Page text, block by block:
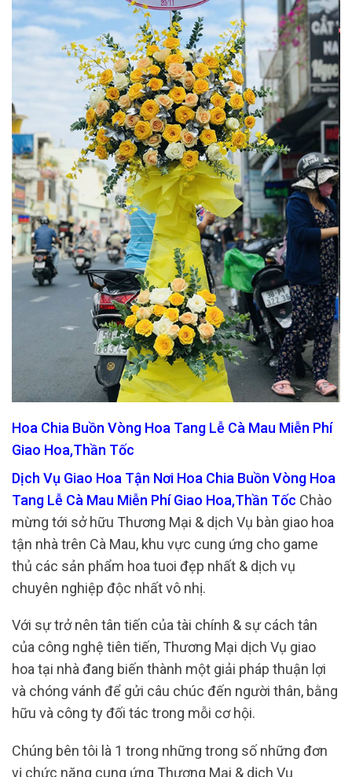
Hoa Chia Buồn Vòng Hoa Tang Lễ Cà Mau Miễn Phí
Giao Hoa,Thần Tốc
Dịch Vụ Giao Hoa Tận Nơi Hoa Chia Buồn Vòng Hoa
Tang Lễ Cà Mau Miễn Phí Giao Hoa,Thần Tốc Chào
mừng tới sở hữu Thương Mại & dịch Vụ bàn giao hoa
tận nhà trên Cà Mau, khu vực cung ứng cho game
thủ các sản phẩm hoa tuoi đẹp nhất & dịch vụ
chuyên nghiệp độc nhất vô nhị.
Với sự trở nên tân tiến của tài chính & sự cách tân
của công nghệ tiên tiến, Thương Mại dịch Vụ giao
hoa tại nhà đang biến thành một giải pháp thuận lợi
và chóng vánh để gửi câu chúc đến người thân, bằng
hữu và công ty đối tác trong mỗi cơ hội.
Chúng bên tôi là 1 trong những trong số những đơn
vị chức năng cung ứng Thương Mại & dịch Vụ